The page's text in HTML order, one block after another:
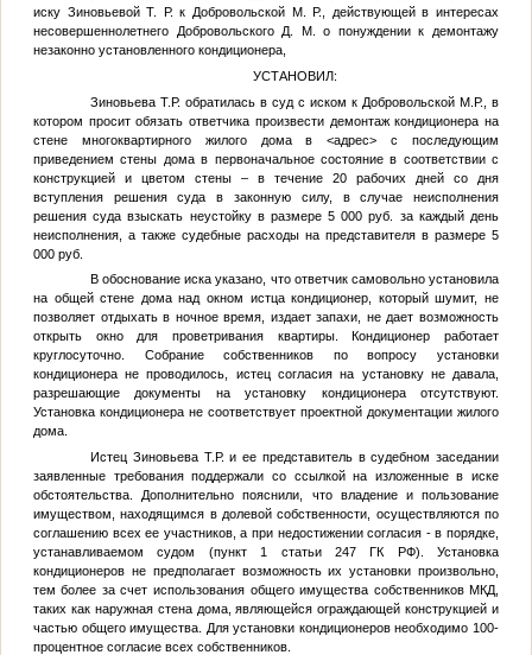
иску Зиновьевой Т. Р. к Добровольской М. Р.
, действующей в интересах
несовершеннолетнего
Добровольского Д. М.
о понуждении к демонтажу
незаконно установленного кондиционера,
УСТАНОВИЛ:
Зиновьева Т.Р. обратилась в суд с иском к Добровольской М.Р. , в
котором просит обязать ответчика произвести демонтаж кондиционера на
стене многоквартирного жилого дома в<адрес> с последующим
приведением стены дома в первоначальное состояние в соответствии с
конструкцией и цветом стены – в течение 20 рабочих дней со дня
вступления решения суда в законную силу, в случае неисполнения
решения суда взыскать неустойку в размере 5 000 руб. за каждый день
неисполнения, а также судебные расходы на представителя в размере 5
000 руб.
В обоснование иска указано, что ответчик самовольно установила
на общей стене дома над окном истца кондиционер, который шумит, не
позволяет отдыхать в ночное время, издает запахи, не дает возможность
открыть окно для проветривания квартиры. Кондиционер работает
круглосуточно. Собрание собственников по вопросу установки
кондиционера не проводилось, истец согласия на установку не давала,
разрешающие документы на установку кондиционера отсутствуют.
Установка кондиционера не соответствует проектной документации жилого
дома.
Истец Зиновьева Т.Р. и ее представитель в судебном заседании
заявленные требования поддержали со ссылкой на изложенные в иске
обстоятельства. Дополнительно пояснили, что владение и пользование
имуществом, находящимся в долевой собственности, осуществляются по
соглашению всех ее участников, а при недостижении согласия - в порядке,
устанавливаемом судом (пункт 1 статьи 247 ГК РФ). Установка
кондиционеров не предполагает возможность их установки произвольно,
тем более за счет использования общего имущества собственников МКД,
таких как наружная стена дома, являющейся ограждающей конструкцией и
частью общего имущества. Для установки кондиционеров необходимо 100-
процентное согласие всех собственников.